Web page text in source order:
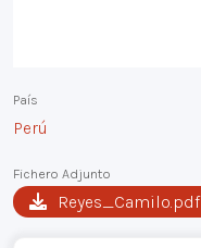
País
Perú
Fichero Adjunto
Reyes_Camilo.pdf